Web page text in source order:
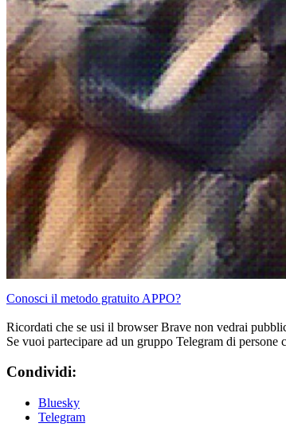
Conosci il metodo gratuito APPO?
Ricordati che se usi il browser Brave non vedrai
Se vuoi partecipare ad un gruppo Telegram di
Condividi:
Bluesky
Telegram